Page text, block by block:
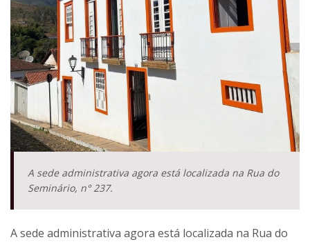
A sede administrativa agora está localizada na Rua do
Seminário, n° 237.
A sede administrativa agora está localizada na Rua do